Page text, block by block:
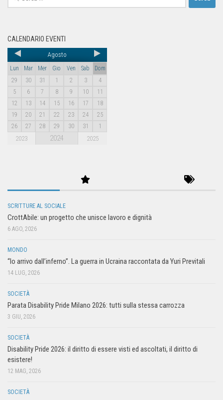
CALENDARIO EVENTI
Agosto
Lun Mar Mer Gio Ven Sab
Dom
29
30 31 1 2 3
4
5
6 7 8 9 10
11
12
13 14 15 16 17
18
19
20 21 22 23 24
25
26
27 28 29 30 31 1
2023 2024 2025
SCRITTURE AL SOCIALE
CrottAbile: un progetto che unisce lavoro e dignità
6 AGO, 2026
MONDO
“Io arrivo dall’inferno”. La guerra in Ucraina raccontata da Yuri Previtali
14 LUG, 2026
SOCIETÀ
Parata Disability Pride Milano 2026: tutti sulla stessa carrozza
3 GIU, 2026
SOCIETÀ
Disability Pride 2026: il diritto di essere visti ed ascoltati, il diritto di
esistere!
12 MAG, 2026
SOCIETÀ